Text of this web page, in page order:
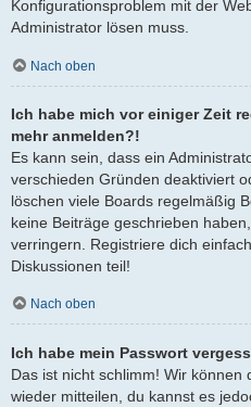
Konfigurationsproblem mit der
Administrator lösen muss.
Nach oben
Ich habe mich vor einiger Zeit
mehr anmelden?!
Es kann sein, dass ein
verschieden Gründen deaktiviert
löschen viele Boards regelmäßig
keine Beiträge geschrieben
verringern. Registriere dich
Diskussionen teil!
Nach oben
Ich habe mein Passwort
Das ist nicht schlimm! Wir
wieder mitteilen, du kannst es